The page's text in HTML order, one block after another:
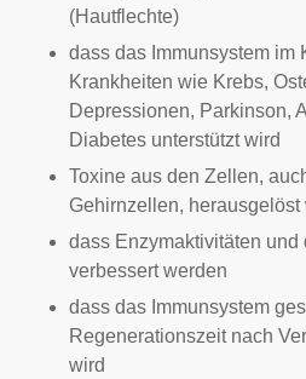
(Hautflechte)
dass das Immunsystem im
Krankheiten wie Krebs,
Depressionen, Parkinson,
Diabetes unterstützt wird
Toxine aus den Zellen,
Gehirnzellen, herausgelöst
dass Enzymaktivitäten und
verbessert werden
dass das Immunsystem
Regenerationszeit nach
wird